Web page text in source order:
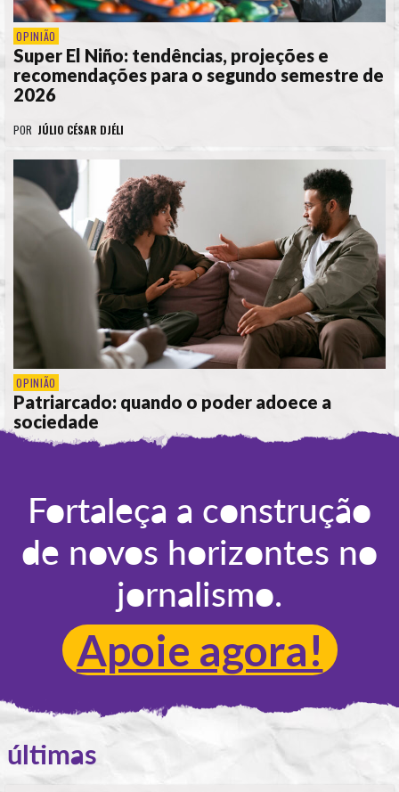
OPINIÃO
Super El Niño: tendências, projeções e
recomendações para o segundo semestre de
2026
POR JÚLIO CÉSAR DJÉLI
OPINIÃO
Patriarcado: quando o poder adoece a
sociedade
Fortaleça a construção
de novos horizontes no
jornalismo.
Apoie agora!
últimas